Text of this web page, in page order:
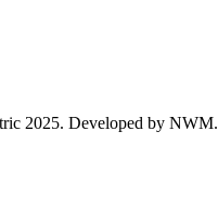
2025. Developed by NWM.